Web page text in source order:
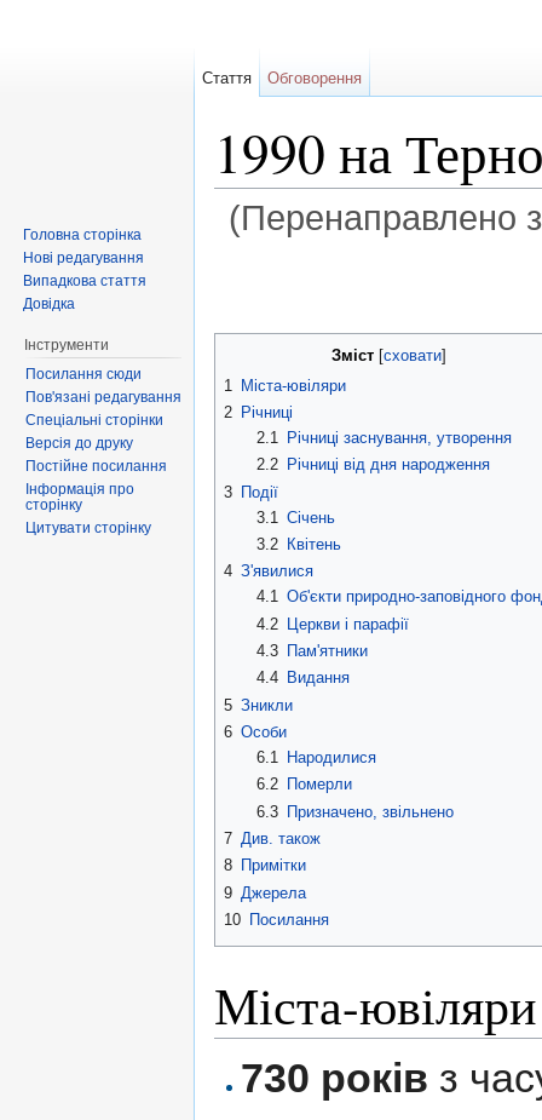
1990 на
(Перенаправлено
Зміст [сховати]
1
Міста-ювіляри
2 Річниці
2.1
Річниці заснування, утворення
2.2
Річниці від дня народження
3 Події
3.1 Січень
3.2
Квітень
4 З'явилися
4.1 Об'єкти природно-заповідного
4.2 Церкви і парафії
4.3
Пам'ятники
4.4
Видання
5 Зникли
6 Особи
6.1
Народилися
6.2
Померли
6.3 Призначено, звільнено
7 Див. також
8 Примітки
9 Джерела
10 Посилання
Міста-ювіляри
730 років з
Стаття Обговорення
Головна сторінка
Нові редагування
Випадкова стаття
Довідка
Інструменти
Посилання сюди
Пов'язані редагування
Спеціальні сторінки
Версія до друку
Постійне посилання
Інформація про
сторінку
Цитувати сторінку